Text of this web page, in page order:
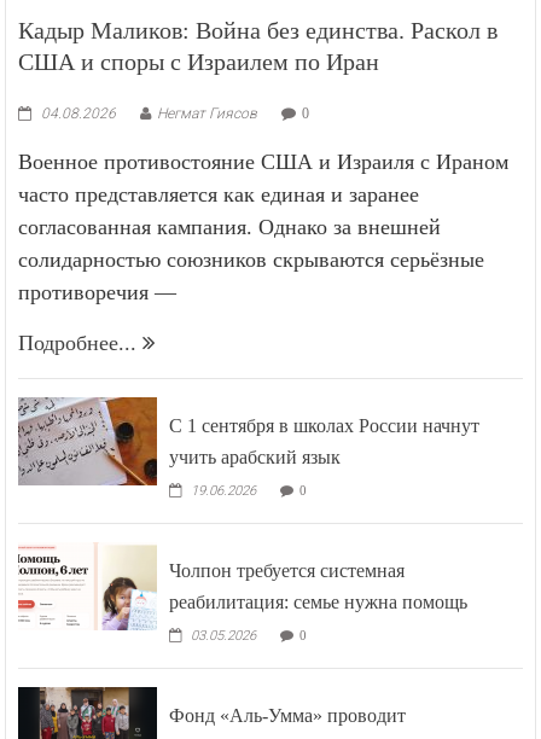
Кадыр Маликов: Война без единства. Раскол в
США и споры с Израилем по Иран
04.08.2026 Негмат Гиясов 0
Военное противостояние США и Израиля с Ираном
часто представляется как единая и заранее
согласованная кампания. Однако за внешней
солидарностью союзников скрываются серьёзные
противоречия —
Подробнее...
С 1 сентября в школах России начнут
учить арабский язык
19.06.2026 0
Чолпон требуется системная
реабилитация: семье нужна помощь
03.05.2026 0
Фонд «Аль-Умма» проводит